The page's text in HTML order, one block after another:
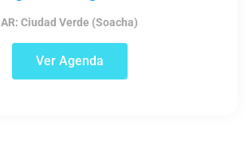
AR: Ciudad Verde (Soacha)
Ver Agenda